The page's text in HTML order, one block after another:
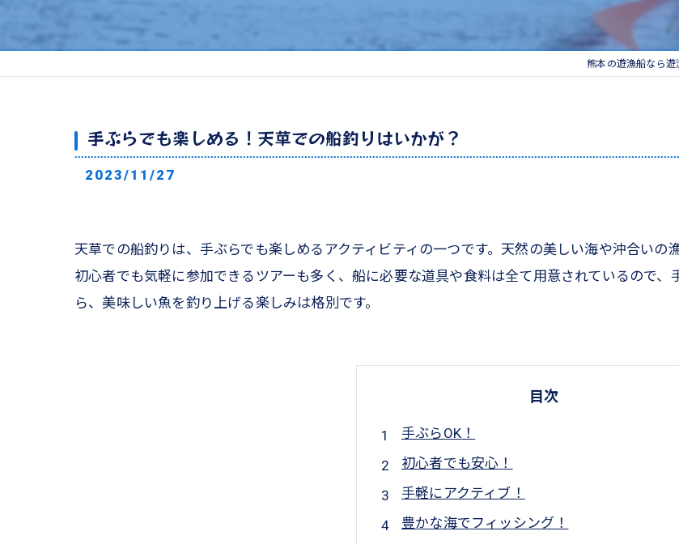
熊本の遊漁船なら遊
手ぶらでも楽しめる！天草での船釣りはいかが？
2023/11/27
天草での船釣りは、手ぶらでも楽しめるアクティビティの一つです。天然の美しい海や沖合いの
初心者でも気軽に参加できるツアーも多く、船に必要な道具や食料は全て用意されているので
ら、美味しい魚を釣り上げる楽しみは格別です。
目次
手ぶらOK！
初心者でも安心！
手軽にアクティブ！
豊かな海でフィッシング！